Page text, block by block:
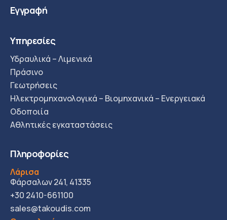
Εγγραφή
Υπηρεσίες
Υδραυλικά – Λιμενικά
Πράσινο
Γεωτρήσεις
Ηλεκτρομηχανολογικά – Βιομηχανικά – Ενεργειακά
Οδοποιία
Αθλητικές εγκαταστάσεις
Πληροφορίες
Λάρισα
Φάρσαλων 241, 41335
+30 2410-661100
sales@takoudis.com